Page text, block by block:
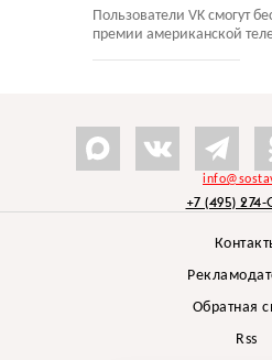
Пользователи VK смогут
премии американской
+7 (495)
Обратная
Rss